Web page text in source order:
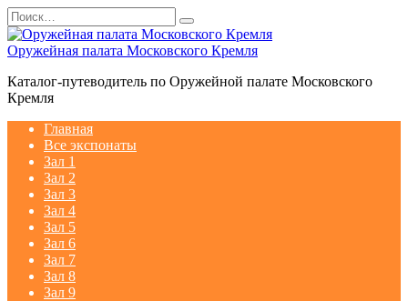
Перейти
к
содержанию
Search
for:
Оружейная палата Московского Кремля
Каталог-путеводитель по Оружейной палате Московского
Кремля
Главная
Все экспонаты
Зал 1
Зал 2
Зал 3
Зал 4
Зал 5
Зал 6
Зал 7
Зал 8
Зал 9